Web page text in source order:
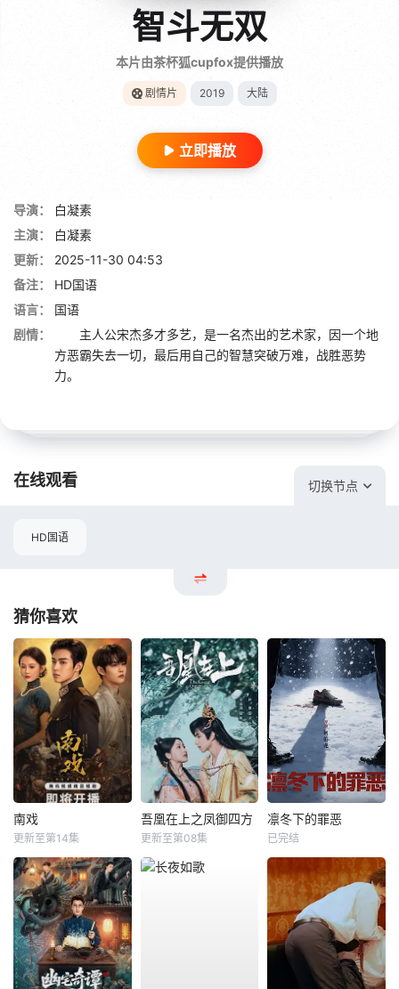
智斗无双
本片由茶杯狐cupfox提供播放
剧情片 2019 大陆
立即播放
导演：
白凝素
主演：
白凝素
更新：
2025-11-30 04:53
备注：
HD国语
语言：
国语
剧情：
主人公宋杰多才多艺，是一名杰出的艺术家，因一个地
方恶霸失去一切，最后用自己的智慧突破万难，战胜恶势
力。
在线观看 切换节点
HD国语
猜你喜欢
南戏
更新至第14集
吾凰在上之凤御四方
更新至第08集
凛冬下的罪恶
已完结